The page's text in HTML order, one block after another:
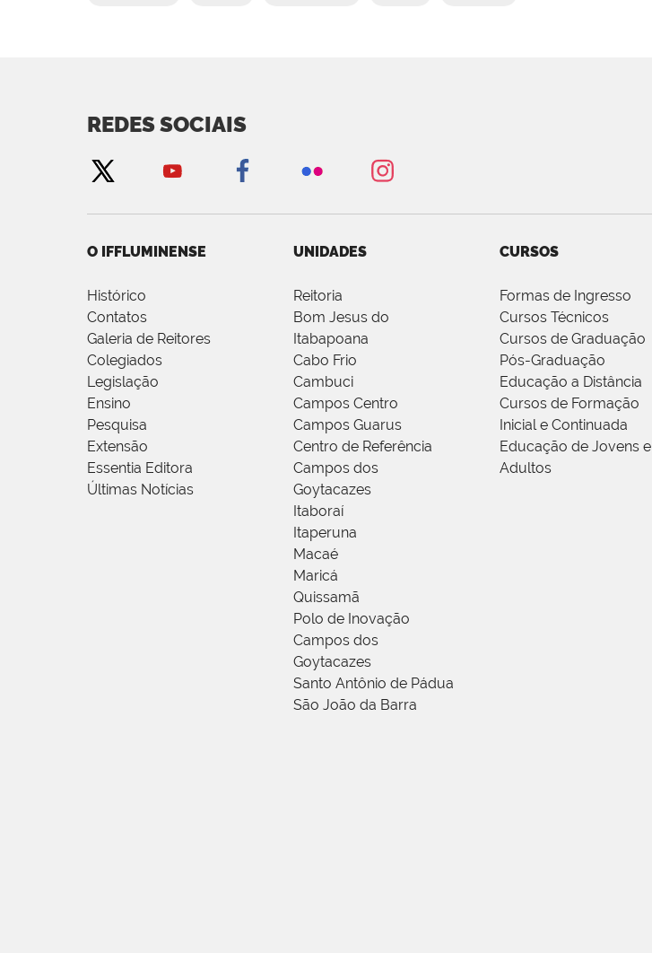
REDES SOCIAIS
O IFFLUMINENSE
Histórico
Contatos
Galeria de Reitores
Colegiados
Legislação
Ensino
Pesquisa
Extensão
Essentia Editora
Últimas Notícias
UNIDADES
Reitoria
Bom Jesus do
Itabapoana
Cabo Frio
Cambuci
Campos Centro
Campos Guarus
Centro de Referência
Campos dos
Goytacazes
Itaboraí
Itaperuna
Macaé
Maricá
Quissamã
Polo de Inovação
Campos dos
Goytacazes
Santo Antônio de Pádua
São João da Barra
CURSOS
Formas de Ingresso
Cursos Técnicos
Cursos de Graduação
Pós-Graduação
Educação a Distância
Cursos de Formação
Inicial e Continuada
Educação de Jovens e
Adultos